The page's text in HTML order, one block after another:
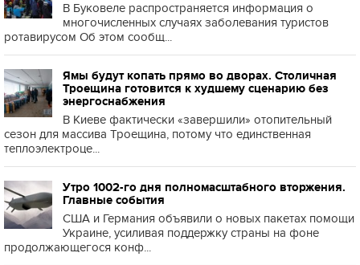
В Буковеле распространяется информация о
многочисленных случаях заболевания туристов
ротавирусом Об этом сообщ...
Ямы будут копать прямо во дворах. Столичная
Троещина готовится к худшему сценарию без
энергоснабжения
В Киеве фактически «завершили» отопительный
сезон для массива Троещина, потому что единственная
теплоэлектроце...
Утро 1002-го дня полномасштабного вторжения.
Главные события
США и Германия объявили о новых пакетах помощи
Украине, усиливая поддержку страны на фоне
продолжающегося конф...